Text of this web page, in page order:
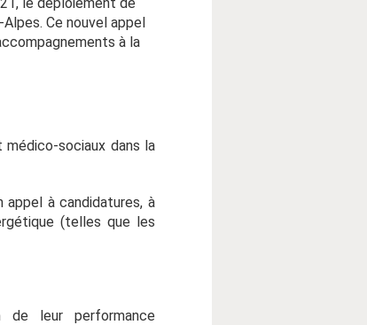
Ce nouvel appel
à la
sociaux dans la
appel à candidatures, à
(telles que les
de leur performance